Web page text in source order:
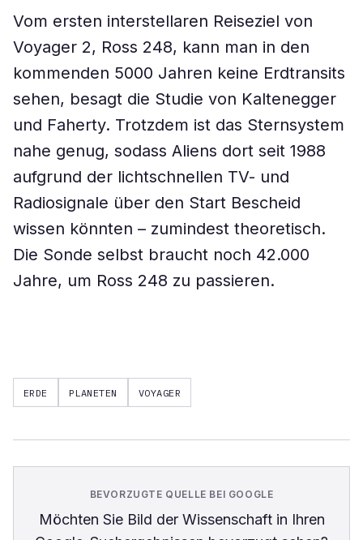
Vom ersten interstellaren Reiseziel von
Voyager 2, Ross 248, kann man in den
kommenden 5000 Jahren keine Erdtransits
sehen, besagt die Studie von Kaltenegger
und Faherty. Trotzdem ist das Sternsystem
nahe genug, sodass Aliens dort seit 1988
aufgrund der lichtschnellen TV- und
Radiosignale über den Start Bescheid
wissen könnten – zumindest theoretisch.
Die Sonde selbst braucht noch 42.000
Jahre, um Ross 248 zu passieren.
ERDE PLANETEN VOYAGER
BEVORZUGTE QUELLE BEI GOOGLE
Möchten Sie Bild der Wissenschaftin Ihren